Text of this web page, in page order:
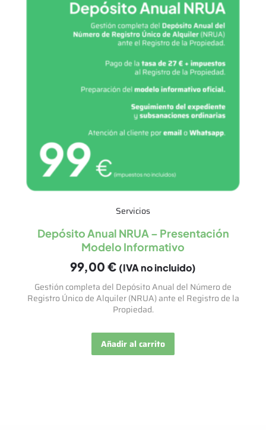
Servicios
Depósito Anual NRUA – Presentación
Modelo Informativo
99,00 € (IVA no incluido)
Gestión completa del Depósito Anual del Número de
Registro Único de Alquiler (NRUA) ante el Registro de la
Propiedad.
Añadir al carrito